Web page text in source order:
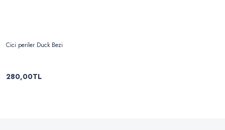
Cici periler Duck Bezi
280,00TL